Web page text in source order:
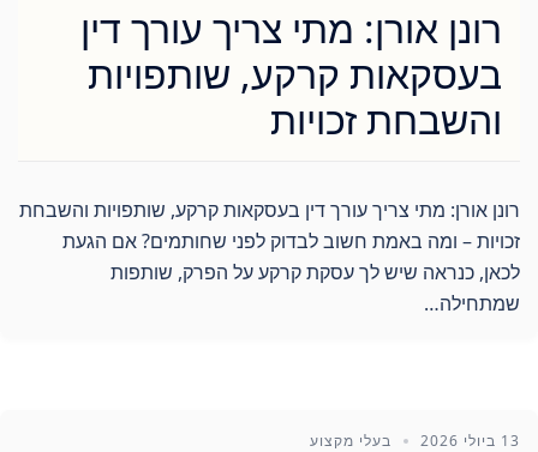
רונן אורן: מתי צריך עורך דין
בעסקאות קרקע, שותפויות
והשבחת זכויות
רונן אורן: מתי צריך עורך דין בעסקאות קרקע, שותפויות והשבחת
זכויות – ומה באמת חשוב לבדוק לפני שחותמים? אם הגעת
לכאן, כנראה שיש לך עסקת קרקע על הפרק, שותפות
שמתחילה…
13 ביולי 2026 בעלי מקצוע